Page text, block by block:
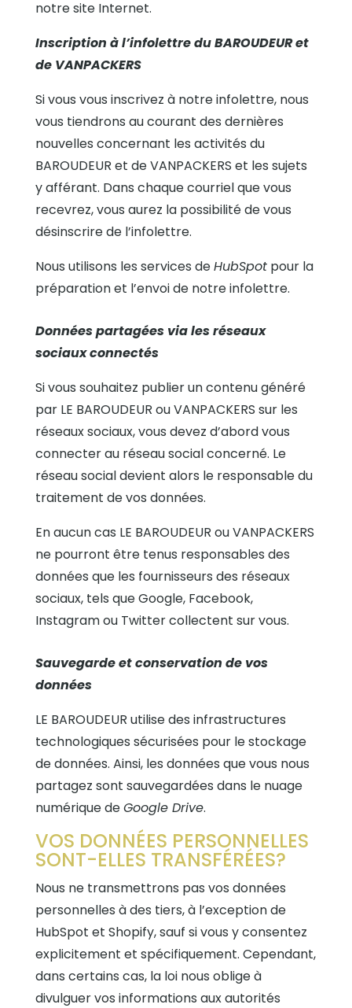
notre site Internet.
Inscription à l’infolettre du BAROUDEUR et
de VANPACKERS
Si vous vous inscrivez à notre infolettre, nous
vous tiendrons au courant des dernières
nouvelles concernant les activités du
BAROUDEUR et de VANPACKERS et les sujets
y afférant. Dans chaque courriel que vous
recevrez, vous aurez la possibilité de vous
désinscrire de l’infolettre.
Nous utilisons les services deHubSpotpour la
préparation et l’envoi de notre infolettre.
Données partagées via les réseaux
sociaux connectés
Si vous souhaitez publier un contenu généré
par LE BAROUDEUR ou VANPACKERS sur les
réseaux sociaux, vous devez d’abord vous
connecter au réseau social concerné. Le
réseau social devient alors le responsable du
traitement de vos données.
En aucun cas LE BAROUDEUR ou VANPACKERS
ne pourront être tenus responsables des
données que les fournisseurs des réseaux
sociaux, tels que Google, Facebook,
Instagram ou Twitter collectent sur vous.
Sauvegarde et conservation de vos
données
LE BAROUDEUR utilise des infrastructures
technologiques sécurisées pour le stockage
de données. Ainsi, les données que vous nous
partagez sont sauvegardées dans le nuage
numériquedeGoogle Drive.
VOS DONNÉES PERSONNELLES
SONT-ELLES TRANSFÉRÉES?
Nous ne transmettrons pas vos données
personnelles à des tiers, à l’exception de
HubSpot et Shopify, sauf si vous y consentez
explicitement et spécifiquement. Cependant,
dans certains cas, la loi nous oblige à
divulguer vos informations aux autorités